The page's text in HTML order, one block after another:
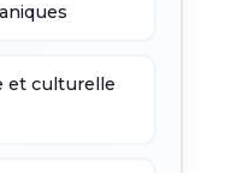
et culturelle